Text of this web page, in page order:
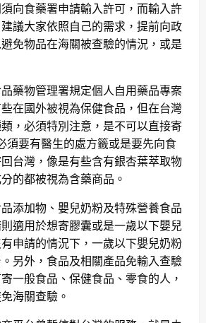
向食藥署申請輸入許可，而輸入許
議大家依照自己的需求，提前向政
免物品在海關被查驗的情況，或是
藥物管理署規定個人自用藥品專案
在國外被視為保健食品，但在台灣
，必須特別注意，是不可以直接寄
須要有醫生的處方籤或是要先向食
台灣，像是有些含有銀杏葉萃取物
的都被視為含藥商品。
添加物、嬰兒奶粉及特殊營養食品
則適用於想寄膠囊或是一歲以下嬰兒
申請的情況下，一歲以下嬰兒奶粉
另外， 食品及相關產品免輸入查驗
一般食品、保健食品、零食的人，
海關查驗。